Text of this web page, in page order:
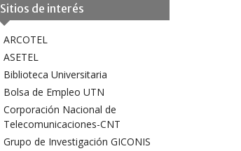
Sitios de interés
ARCOTEL
ASETEL
Biblioteca Universitaria
Bolsa de Empleo UTN
Corporación Nacional de
Telecomunicaciones-CNT
Grupo de Investigación GICONIS